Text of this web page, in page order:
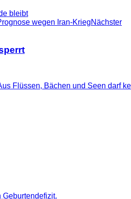
bleibt
wegen Iran-KriegNächster